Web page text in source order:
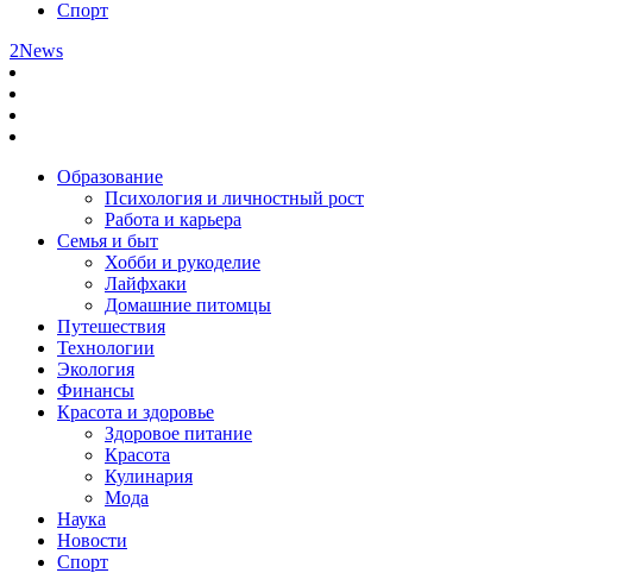
Спорт
2News
Образование
Психология и личностный рост
Работа и карьера
Семья и быт
Хобби и рукоделие
Лайфхаки
Домашние питомцы
Путешествия
Технологии
Экология
Финансы
Красота и здоровье
Здоровое питание
Красота
Кулинария
Мода
Наука
Новости
Спорт